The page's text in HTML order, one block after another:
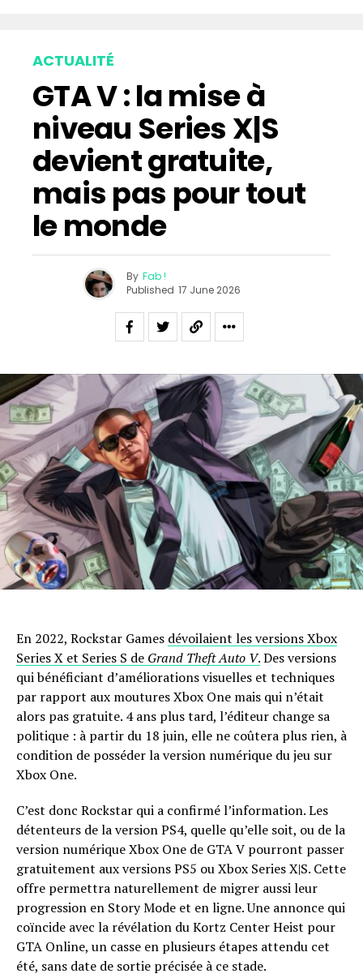
ACTUALITÉ
GTA V : la mise à
niveau Series X|S
devient gratuite,
mais pas pour tout
le monde
By Fab !
Published 17 June 2026
En 2022, Rockstar Games dévoilaient les versions Xbox
Series X et Series S de Grand Theft Auto V.Des versions
qui bénéficiant d’améliorations visuelles et techniques
par rapport aux moutures Xbox One mais qui n’était
alors pas gratuite. 4 ans plus tard, l’éditeur change sa
politique : à partir du 18 juin, elle ne coûtera plus rien, à
condition de posséder la version numérique du jeu sur
Xbox One.
C’est donc Rockstar qui a confirmé l’information. Les
détenteurs de la version PS4, quelle qu’elle soit, ou de la
version numérique Xbox One de GTA V pourront passer
gratuitement aux versions PS5 ou Xbox Series X|S. Cette
offre permettra naturellement de migrer aussi leur
progression en Story Mode et en ligne. Une annonce qui
coïncide avec la révélation du Kortz Center Heist pour
GTA Online, un casse en plusieurs étapes attendu cet
été, sans date de sortie précisée à ce stade.